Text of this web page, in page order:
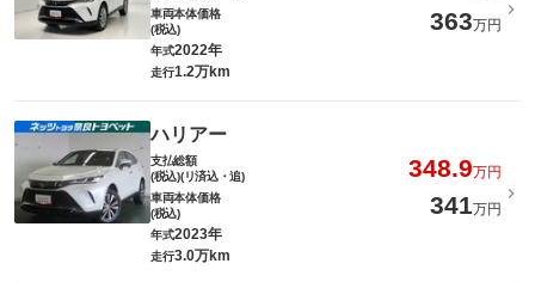
車両本体価格
(税込)
363万円
年式2022年
走行1.2万km
ハリアー
支払総額
(税込)(リ済込・追)
348.9万円
車両本体価格
(税込)
341万円
年式2023年
走行3.0万km